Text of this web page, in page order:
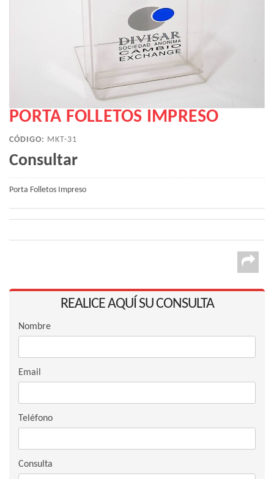
PORTA FOLLETOS IMPRESO
CÓDIGO: MKT-31
Consultar
Porta Folletos Impreso
REALICE AQUÍ SU CONSULTA
Nombre
Email
Teléfono
Consulta